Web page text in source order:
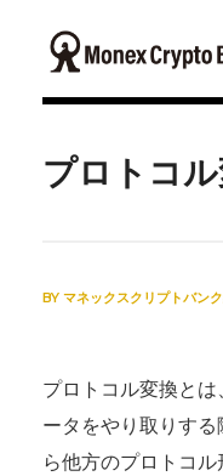
プロトコ
BY マネックスクリプトバン
プロトコル変換と
ータをやり取りす
ら他方のプロトコ